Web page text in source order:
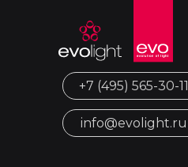
info@evolight.ru
+7 (495) 565-30-11